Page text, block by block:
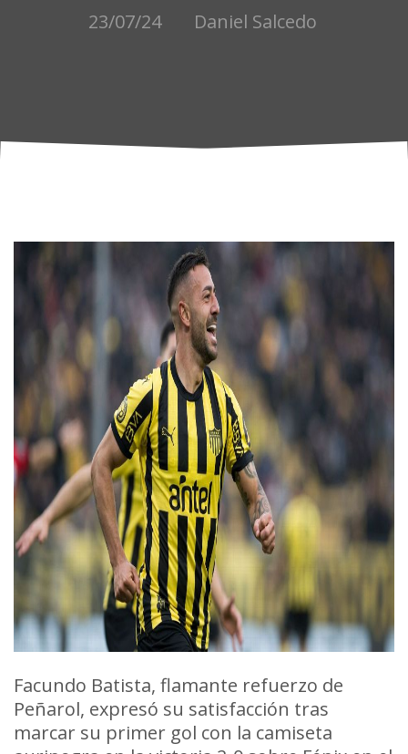
23/07/24 Daniel Salcedo
Facundo Batista, flamante refuerzo de
Peñarol, expresó su satisfacción tras
marcar su primer gol con la camiseta